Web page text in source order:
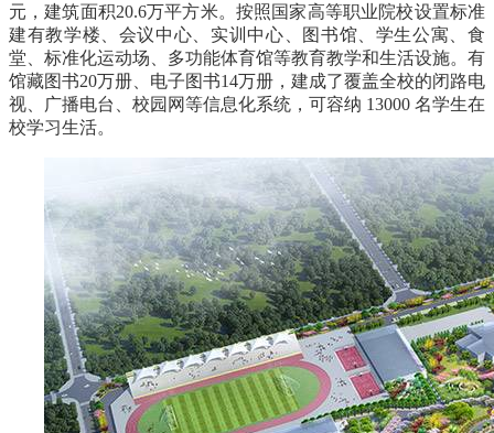
元，建筑面积20.6万平方米。按照国家高等职业院校设置标准
建有教学楼、会议中心、实训中心、图书馆、学生公寓、食
堂、标准化运动场、多功能体育馆等教育教学和生活设施。有
馆藏图书20万册、电子图书14万册，建成了覆盖全校的闭路电
视、广播电台、校园网等信息化系统，可容纳 13000 名学生在
校学习生活。